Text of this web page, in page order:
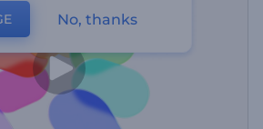
No, thanks